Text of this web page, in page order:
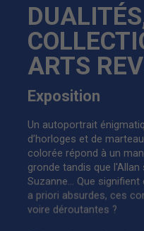
ARTS
Exposition
Un autoportrait
d’horloges et de
colorée répond à un
gronde tandis que
Suzanne... Que
a priori absurdes, ces
voire déroutantes ?